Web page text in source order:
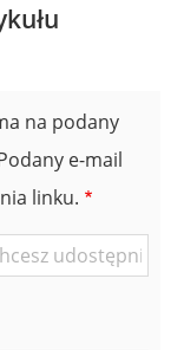
na podany
e-mail
linku.